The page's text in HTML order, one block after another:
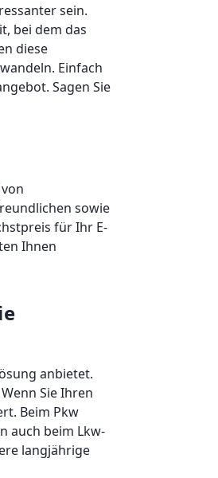
sein.
bei dem das
diese
Einfach
Sagen Sie
sowie
für Ihr E-
Ihnen
anbietet.
Sie Ihren
Beim Pkw
auch beim Lkw-
langjährige